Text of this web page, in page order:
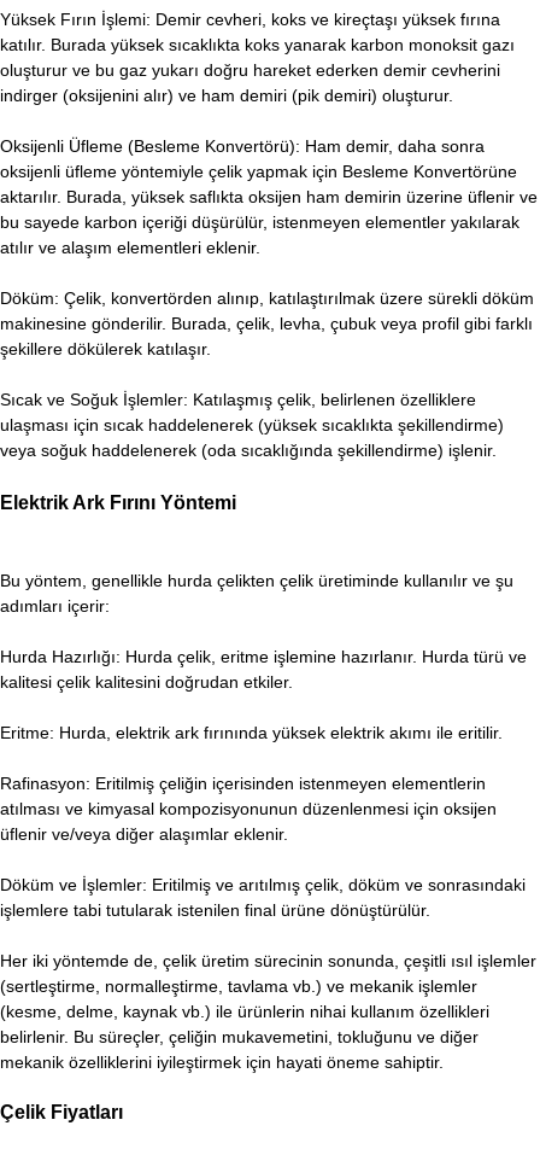
Yüksek Fırın İşlemi: Demir cevheri, koks ve kireçtaşı yüksek fırına
katılır. Burada yüksek sıcaklıkta koks yanarak karbon monoksit gazı
oluşturur ve bu gaz yukarı doğru hareket ederken demir cevherini
indirger (oksijenini alır) ve ham demiri (pik demiri) oluşturur.
Oksijenli Üfleme (Besleme Konvertörü): Ham demir, daha sonra
oksijenli üfleme yöntemiyle çelik yapmak için Besleme Konvertörüne
aktarılır. Burada, yüksek saflıkta oksijen ham demirin üzerine üflenir ve
bu sayede karbon içeriği düşürülür, istenmeyen elementler yakılarak
atılır ve alaşım elementleri eklenir.
Döküm: Çelik, konvertörden alınıp, katılaştırılmak üzere sürekli döküm
makinesine gönderilir. Burada, çelik, levha, çubuk veya profil gibi farklı
şekillere dökülerek katılaşır.
Sıcak ve Soğuk İşlemler: Katılaşmış çelik, belirlenen özelliklere
ulaşması için sıcak haddelenerek (yüksek sıcaklıkta şekillendirme)
veya soğuk haddelenerek (oda sıcaklığında şekillendirme) işlenir.
Elektrik Ark Fırını Yöntemi
Bu yöntem, genellikle hurda çelikten çelik üretiminde kullanılır ve şu
adımları içerir:
Hurda Hazırlığı: Hurda çelik, eritme işlemine hazırlanır. Hurda türü ve
kalitesi çelik kalitesini doğrudan etkiler.
Eritme: Hurda, elektrik ark fırınında yüksek elektrik akımı ile eritilir.
Rafinasyon: Eritilmiş çeliğin içerisinden istenmeyen elementlerin
atılması ve kimyasal kompozisyonunun düzenlenmesi için oksijen
üflenir ve/veya diğer alaşımlar eklenir.
Döküm ve İşlemler: Eritilmiş ve arıtılmış çelik, döküm ve sonrasındaki
işlemlere tabi tutularak istenilen final ürüne dönüştürülür.
Her iki yöntemde de, çelik üretim sürecinin sonunda, çeşitli ısıl işlemler
(sertleştirme, normalleştirme, tavlama vb.) ve mekanik işlemler
(kesme, delme, kaynak vb.) ile ürünlerin nihai kullanım özellikleri
belirlenir. Bu süreçler, çeliğin mukavemetini, tokluğunu ve diğer
mekanik özelliklerini iyileştirmek için hayati öneme sahiptir.
Çelik Fiyatları